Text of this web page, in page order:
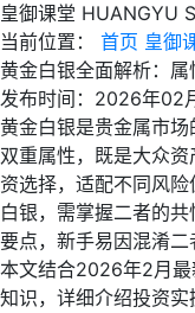
皇御课堂 HUANGYU
当前位置：
首页 皇御
黄金白银全面解析：
发布时间：2026年02
黄金白银是贵金属市
双重属性，既是大众
资选择，适配不同风
白银，需掌握二者的
要点，新手易因混淆二
本文结合2026年2月
知识，详细介绍投资实